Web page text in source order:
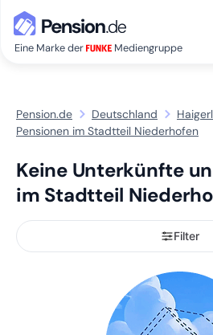
Eine Marke der Mediengruppe
Pension.de Deutschland
Pensionen im Stadtteil Niederhofen
Keine Unterkünfte
im Stadtteil
Filter